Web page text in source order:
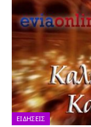
ΕΙΔΉΣΕΙΣ